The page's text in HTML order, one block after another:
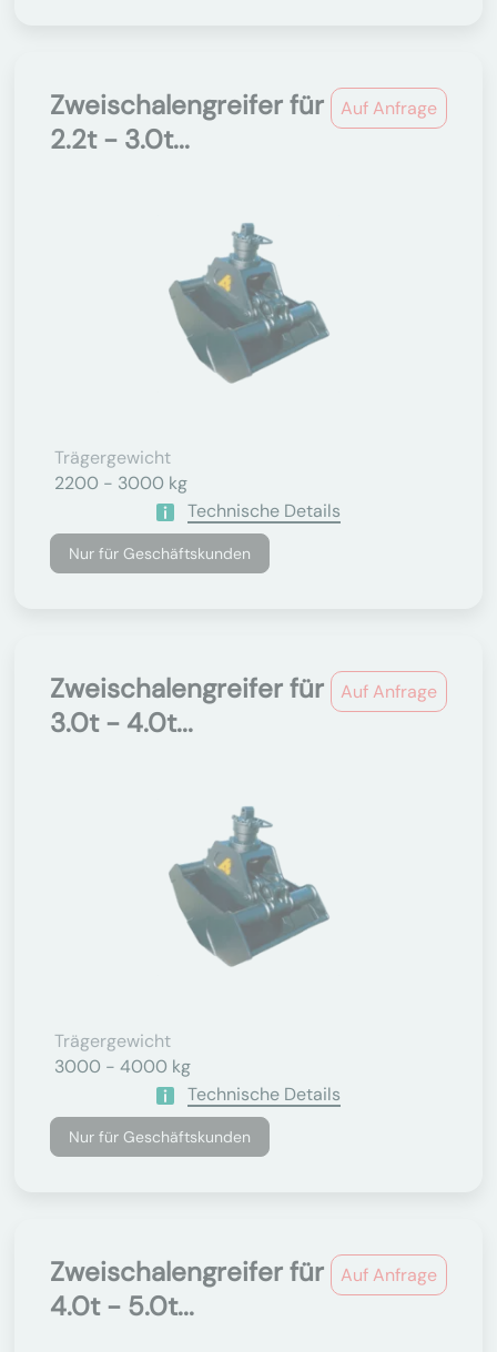
Auf Anfrage
Zweischalengreifer für
2.2t - 3.0t...
Trägergewicht
2200 - 3000 kg
Technische Details
Nur für Geschäftskunden
Auf Anfrage
Zweischalengreifer für
3.0t - 4.0t...
Trägergewicht
3000 - 4000 kg
Technische Details
Nur für Geschäftskunden
Auf Anfrage
Zweischalengreifer für
4.0t - 5.0t...